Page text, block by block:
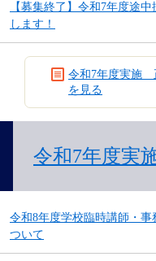
【募集終了】令和7年度途
します！
令和7年度実施
を見る
令和7年度実
令和8年度学校臨時講師・
ついて